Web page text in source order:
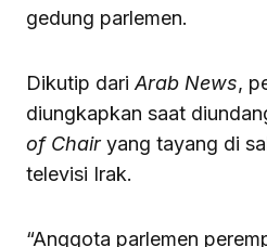
gedung parlemen.
Dikutip dari Arab News,
diungkapkan saat
of Chairyang tayang di
televisi Irak.
“Anggota parlemen